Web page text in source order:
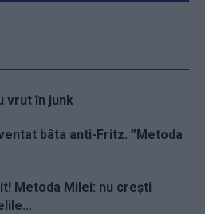
vrut în junk
bâta anti-Fritz. ”Metoda
Metoda Milei: nu crești